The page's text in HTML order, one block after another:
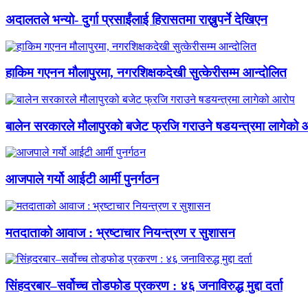
अदालतले भन्यो- दुर्गा प्रसाईंलाई हिरासतमा राख्नुपर्ने देखिएन
हाकिम गएनन मौलापुरमा, नगरशिक्षकदेखी सुत्केरीसम्म आन्दोलित
बालेन सरकारले मौलापुरको बजेट फ्रजि गराउने षडयन्त्रमा लागेको
आजपाले गर्यो आईटी आर्मी पुनर्गठन
मतदाताको आवाज : भ्रष्टाचार नियन्त्रण र सुशासन
सिंहदरबार–सर्वोच्च तोडफोड प्रकरण : ४६ जनाविरुद्ध मुद्दा दर्ता